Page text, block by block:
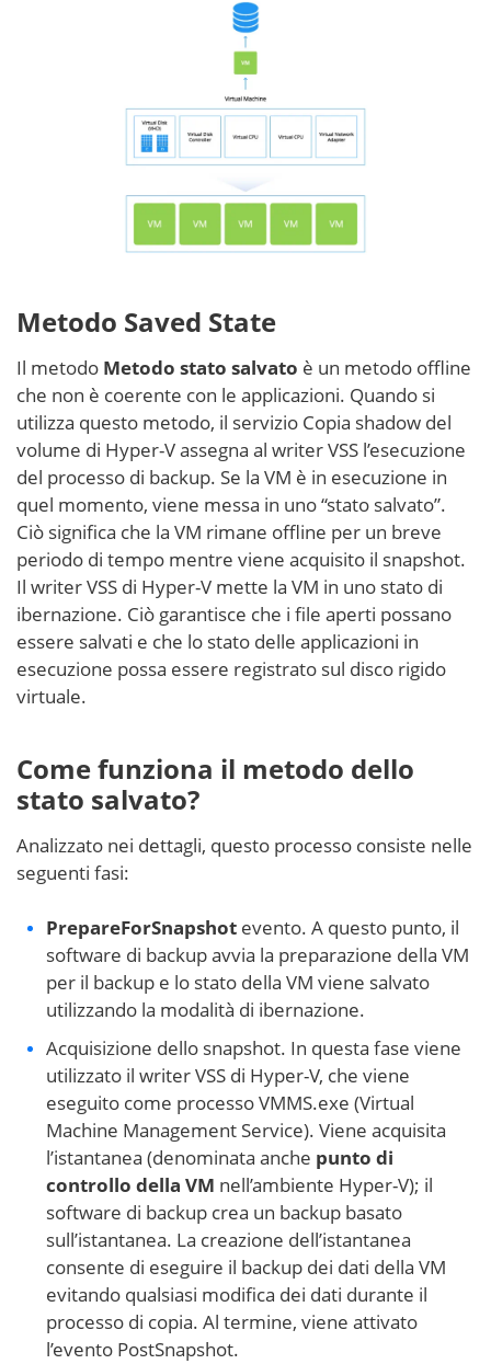
Metodo Saved State
Il metodo Metodo stato salvato è un metodo offline
che non è coerente con le applicazioni. Quando si
utilizza questo metodo, il servizio Copia shadow del
volume di Hyper-V assegna al writer VSS l’esecuzione
del processo di backup. Se la VM è in esecuzione in
quel momento, viene messa in uno “stato salvato”.
Ciò significa che la VM rimane offline per un breve
periodo di tempo mentre viene acquisito il snapshot.
Il writer VSS di Hyper-V mette la VM in uno stato di
ibernazione. Ciò garantisce che i file aperti possano
essere salvati e che lo stato delle applicazioni in
esecuzione possa essere registrato sul disco rigido
virtuale.
Come funziona il metodo dello
stato salvato?
Analizzato nei dettagli, questo processo consiste nelle
seguenti fasi:
PrepareForSnapshot evento. A questo punto, il
software di backup avvia la preparazione della VM
per il backup e lo stato della VM viene salvato
utilizzando la modalità di ibernazione.
Acquisizione dello snapshot. In questa fase viene
utilizzato il writer VSS di Hyper-V, che viene
eseguito come processo VMMS.exe (Virtual
Machine Management Service). Viene acquisita
l’istantanea (denominata anche punto di
controllo della VM nell’ambiente Hyper-V); il
software di backup crea un backup basato
sull’istantanea. La creazione dell’istantanea
consente di eseguire il backup dei dati della VM
evitando qualsiasi modifica dei dati durante il
processo di copia. Al termine, viene attivato
l’evento PostSnapshot.